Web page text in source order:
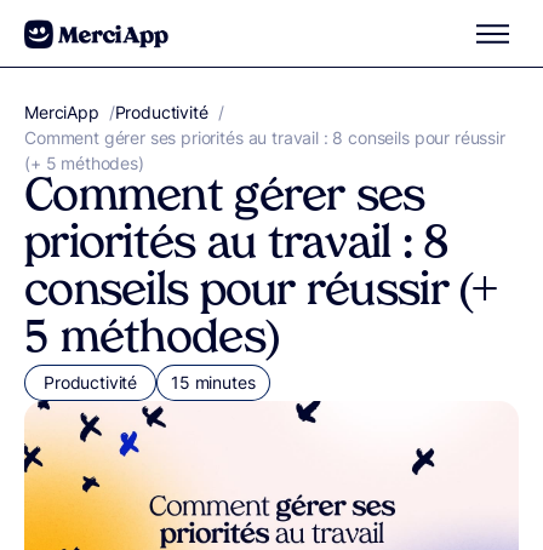
Aller au contenu
MerciApp correcteur orthographe
/Productivité /
Comment gérer ses priorités au travail : 8 conseils pour réussir
(+ 5 méthodes)
Comment gérer ses
priorités au travail : 8
conseils pour réussir (+
5 méthodes)
Productivité 15 minutes